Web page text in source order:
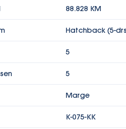
88.828 KM
Hatchback (5-
5
5
Marge
K-075-KK
3
999 cc
187 km/h
1055 kg
255 cm